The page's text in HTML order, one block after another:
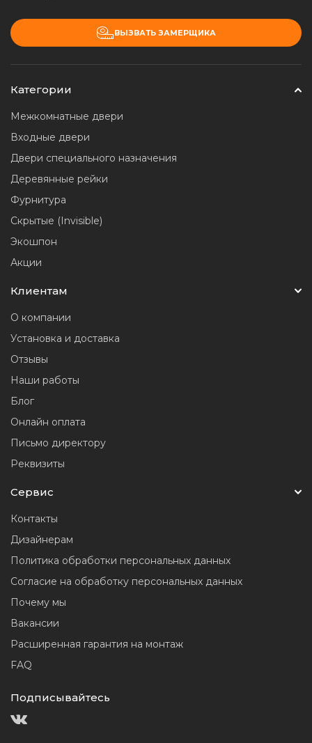
ВЫЗВАТЬ ЗАМЕРЩИКА
Категории
Межкомнатные двери
Входные двери
Двери специального назначения
Деревянные рейки
Фурнитура
Скрытые (Invisible)
Экошпон
Акции
Клиентам
О компании
Установка и доставка
Отзывы
Наши работы
Блог
Онлайн оплата
Письмо директору
Реквизиты
Сервис
Контакты
Дизайнерам
Политика обработки персональных данных
Согласие на обработку персональных данных
Почему мы
Вакансии
Расширенная гарантия на монтаж
FAQ
Подписывайтесь